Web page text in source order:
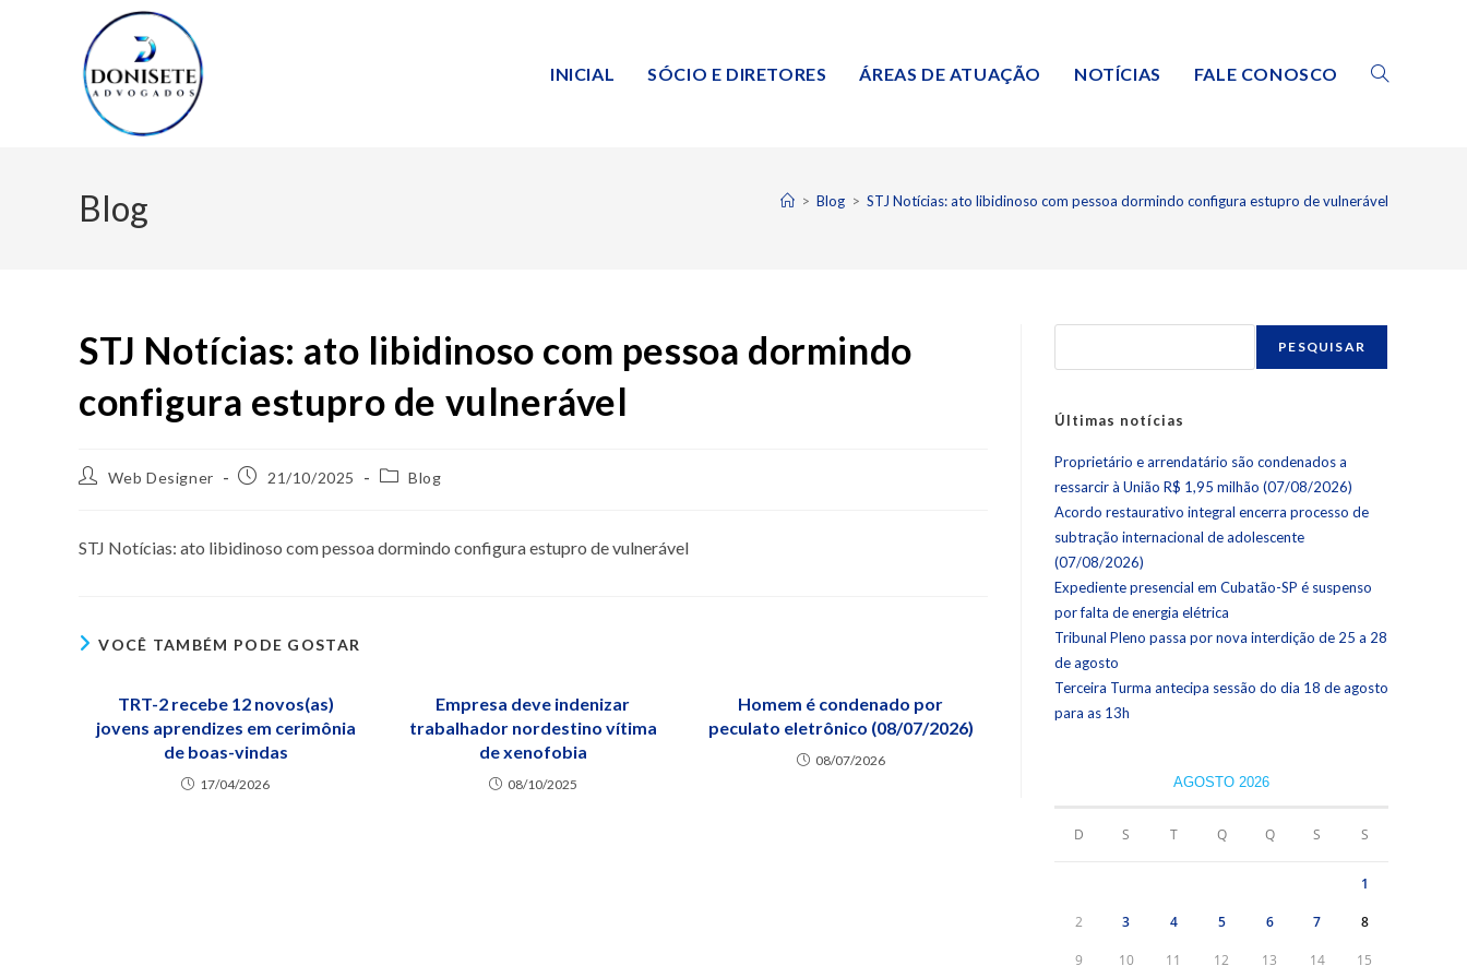
INICIAL SÓCIO E DIRETORES ÁREAS DE ATUAÇÃO NOTÍCIAS FALE CONOSCO
Blog > Blog > STJ Notícias: ato libidinoso com pessoa dormindo configura estupro de vulnerável
STJ Notícias: ato libidinoso com pessoa dormindo
configura estupro de vulnerável
Web Designer 21/10/2025 Blog
STJ Notícias: ato libidinoso com pessoa dormindo configura estupro de vulnerável
VOCÊ TAMBÉM PODE GOSTAR
TRT-2 recebe 12 novos(as)
jovens aprendizes em cerimônia
de boas-vindas
17/04/2026
Empresa deve indenizar
trabalhador nordestino vítima
de xenofobia
08/10/2025
Homem é condenado por
peculato eletrônico (08/07/2026)
08/07/2026
PESQUISAR
Últimas notícias
Proprietário e arrendatário são condenados a
ressarcir à União R$ 1,95 milhão (07/08/2026)
Acordo restaurativo integral encerra processo de
subtração internacional de adolescente
(07/08/2026)
Expediente presencial em Cubatão-SP é suspenso
por falta de energia elétrica
Tribunal Pleno passa por nova interdição de 25 a 28
de agosto
Terceira Turma antecipa sessão do dia 18 de agosto
para as 13h
AGOSTO 2026
D S T Q Q S S
1
2 3 4 5 6 7 8
9 10 11 12 13 14 15